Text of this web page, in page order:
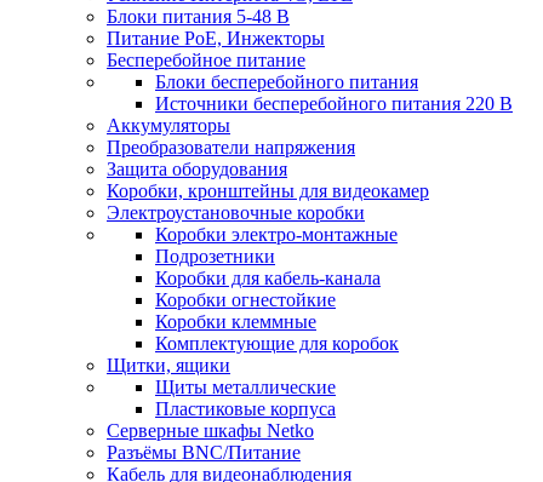
Блоки питания 5-48 В
Питание PoE, Инжекторы
Бесперебойное питание
Блоки бесперебойного питания
Источники бесперебойного питания 220 В
Аккумуляторы
Преобразователи напряжения
Защита оборудования
Коробки, кронштейны для видеокамер
Электроустановочные коробки
Коробки электро-монтажные
Подрозетники
Коробки для кабель-канала
Коробки огнестойкие
Коробки клеммные
Комплектующие для коробок
Щитки, ящики
Щиты металлические
Пластиковые корпуса
Серверные шкафы Netko
Разъёмы BNC/Питание
Кабель для видеонаблюдения